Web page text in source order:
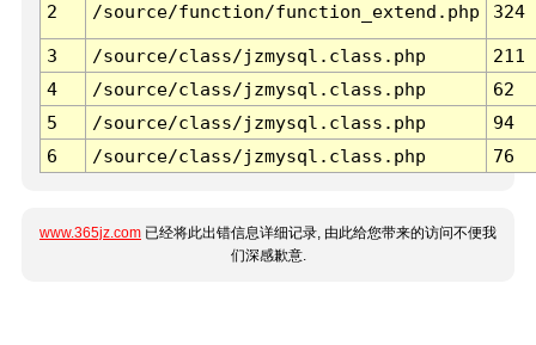
2 /source/function/function_extend.php 324
3 /source/class/jzmysql.class.php
211
4
/source/class/jzmysql.class.php
62
5
/source/class/jzmysql.class.php
94
6
/source/class/jzmysql.class.php 76
www.365jz.com 已经将此出错信息详细记录, 由此给您带来的访问不便我
们深感歉意.